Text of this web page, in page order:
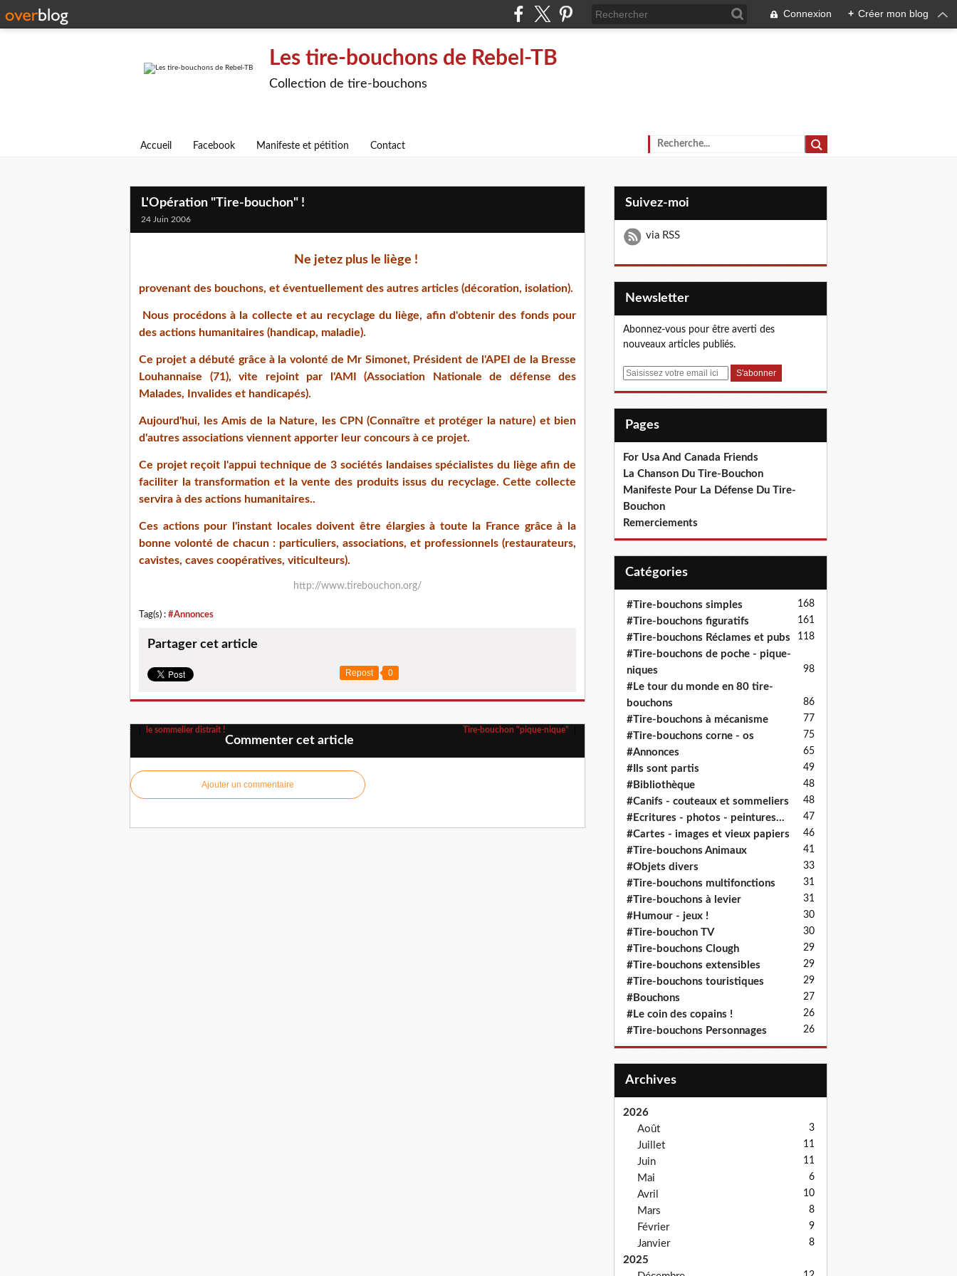
Connexion + Créer mon blog
Les tire-bouchons de Rebel-TB
Collection de tire-bouchons
Accueil Facebook Manifeste et pétition Contact
L'Opération "Tire-bouchon" !
24 Juin 2006
Ne jetez plus le liège !
provenant des bouchons, et éventuellement des autres articles (décoration, isolation).
Nous procédons à la collecte et au recyclage du liège, afin d'obtenir des fonds pour
des actions humanitaires (handicap, maladie).
Ce projet a débuté grâce à la volonté de Mr Simonet, Président de l'APEI de la Bresse
Louhannaise (71), vite rejoint par l'AMI (Association Nationale de défense des
Malades, Invalides et handicapés).
Aujourd'hui, les Amis de la Nature, les CPN (Connaître et protéger la nature) et bien
d'autres associations viennent apporter leur concours à ce projet.
Ce projet reçoit l'appui technique de 3 sociétés landaises spécialistes du liège afin de
faciliter la transformation et la vente des produits issus du recyclage. Cette collecte
servira à des actions humanitaires..
Ces actions pour l'instant locales doivent être élargies à toute la France grâce à la
bonne volonté de chacun : particuliers, associations, et professionnels (restaurateurs,
cavistes, caves coopératives, viticulteurs).
http://www.tirebouchon.org/
Tag(s) : #Annonces
Partager cet article
Repost 0
le sommelier distrait ! Tire-bouchon "pique-nique"
Commenter cet article
Ajouter un commentaire
Suivez-moi
via RSS
Newsletter
Abonnez-vous pour être averti des
nouveaux articles publiés.
E
Pages
For Usa And Canada Friends
La Chanson Du Tire-Bouchon
Manifeste Pour La Défense Du Tire-
Bouchon
Remerciements
Catégories
#Tire-bouchons simples 168
#Tire-bouchons figuratifs 161
#Tire-bouchons Réclames et pubs 118
#Tire-bouchons de poche - pique-
niques
98
#Le tour du monde en 80 tire-
bouchons
86
#Tire-bouchons à mécanisme 77
#Tire-bouchons corne - os 75
#Annonces 65
#Ils sont partis 49
#Bibliothèque 48
#Canifs - couteaux et sommeliers 48
#Ecritures - photos - peintures... 47
#Cartes - images et vieux papiers 46
#Tire-bouchons Animaux 41
#Objets divers 33
#Tire-bouchons multifonctions 31
#Tire-bouchons à levier 31
#Humour - jeux ! 30
#Tire-bouchon TV 30
#Tire-bouchons Clough 29
#Tire-bouchons extensibles 29
#Tire-bouchons touristiques 29
#Bouchons 27
#Le coin des copains ! 26
#Tire-bouchons Personnages 26
Archives
2026
Août
3
Juillet 11
Juin 11
Mai 6
Avril 10
Mars 8
Février 9
Janvier 8
2025